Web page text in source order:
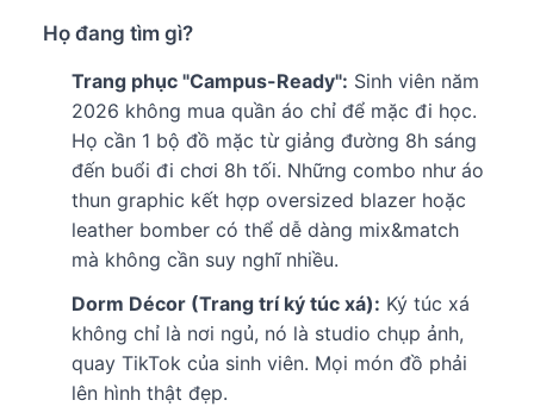
Họ đang tìm gì?
Trang phục "Campus-Ready": Sinh viên năm
2026 không mua quần áo chỉ để mặc đi học.
Họ cần 1 bộ đồ mặc từ giảng đường 8h sáng
đến buổi đi chơi 8h tối. Những combo như áo
thun graphic kết hợp oversized blazer hoặc
leather bomber có thể dễ dàng mix&match
mà không cần suy nghĩ nhiều.
Dorm Décor (Trang trí ký túc xá): Ký túc xá
không chỉ là nơi ngủ, nó là studio chụp ảnh,
quay TikTok của sinh viên. Mọi món đồ phải
lên hình thật đẹp.